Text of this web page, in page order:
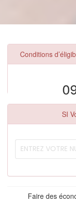
Conditions
SI
Faire des